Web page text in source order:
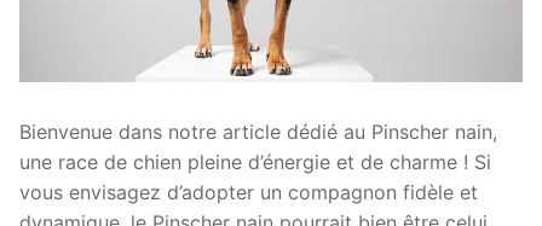
Bienvenue dans notre article dédié au Pinscher nain,
une race de chien pleine d’énergie et de charme ! Si
vous envisagez d’adopter un compagnon fidèle et